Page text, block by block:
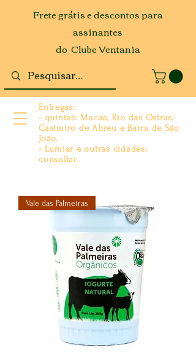
Frete grátis e descontos para
assinantes
do Clube Ventania
Entregas:
- quintas: Macaé, Rio das Ostras,
Casimiro de Abreu e Barra de São
João.
- Lumiar e outras cidades:
consultar.
Vale das Palmeiras